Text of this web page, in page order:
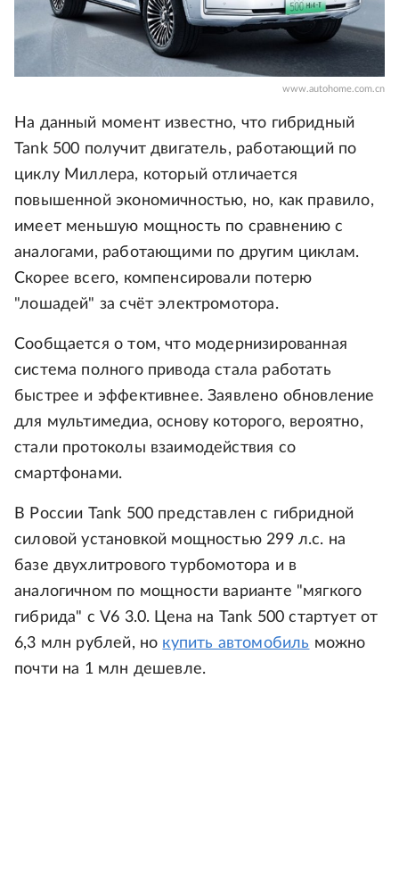
www.autohome.com.cn
На данный момент известно, что гибридный
Tank 500 получит двигатель, работающий по
циклу Миллера, который отличается
повышенной экономичностью, но, как правило,
имеет меньшую мощность по сравнению с
аналогами, работающими по другим циклам.
Скорее всего, компенсировали потерю
"лошадей" за счёт электромотора.
Сообщается о том, что модернизированная
система полного привода стала работать
быстрее и эффективнее. Заявлено обновление
для мультимедиа, основу которого, вероятно,
стали протоколы взаимодействия со
смартфонами.
В России Tank 500 представлен с гибридной
силовой установкой мощностью 299 л.с. на
базе двухлитрового турбомотора и в
аналогичном по мощности варианте "мягкого
гибрида" с V6 3.0. Цена на Tank 500 стартует от
6,3 млн рублей, но купить автомобиль можно
почти на 1 млн дешевле.